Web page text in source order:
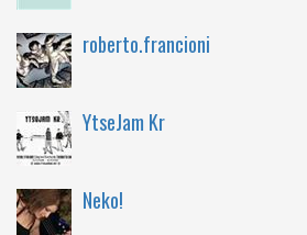
roberto.francioni
YtseJam Kr
Neko!